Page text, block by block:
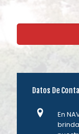
Datos De
En